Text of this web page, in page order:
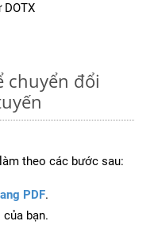
chuyển đổi
theo các bước sau:
PDF.
bạn.